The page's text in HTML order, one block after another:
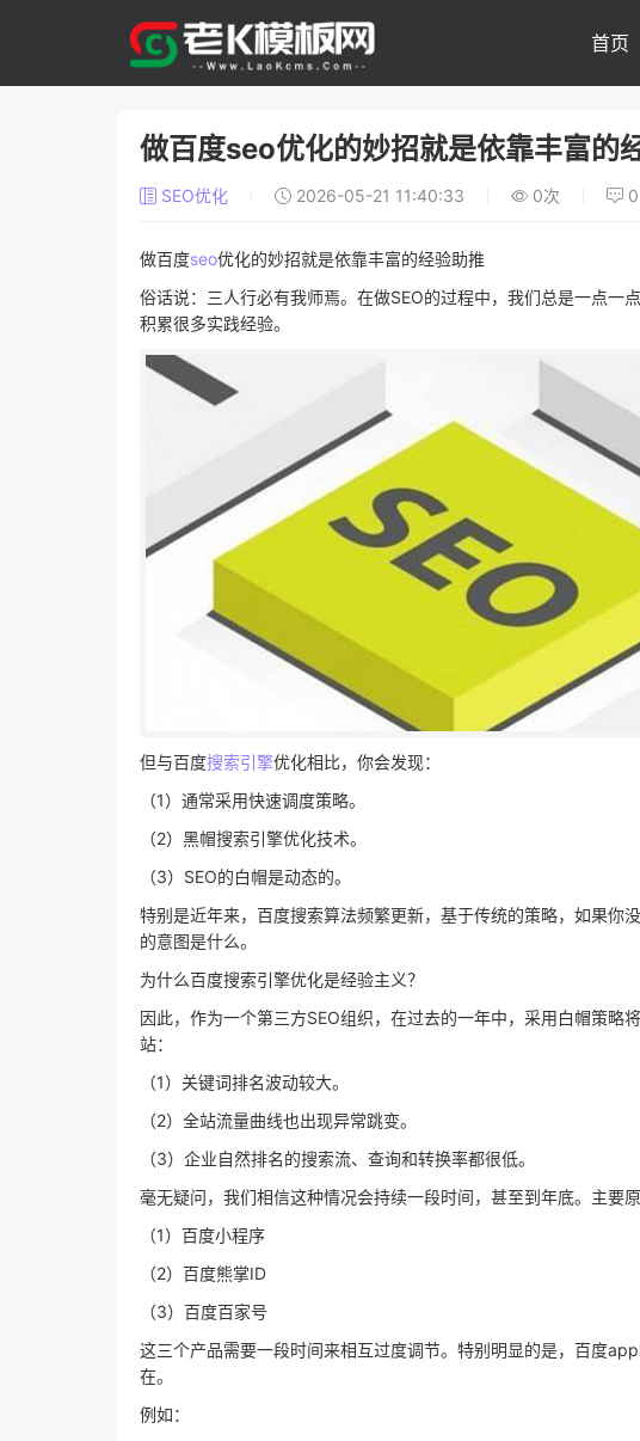
首页
做百度seo优化的妙招就是依靠丰富的
SEO优化 2026-05-21 11:40:33 0次 0
做百度seo优化的妙招就是依靠丰富的经验助推
俗话说：三人行必有我师焉。在做SEO的过程中，我们总是一点一
积累很多实践经验。
但与百度搜索引擎优化相比，你会发现：
（1）通常采用快速调度策略。
（2）黑帽搜索引擎优化技术。
（3）SEO的白帽是动态的。
特别是近年来，百度搜索算法频繁更新，基于传统的策略，如果你
的意图是什么。
为什么百度搜索引擎优化是经验主义？
因此，作为一个第三方SEO组织，在过去的一年中，采用白帽策略
站：
（1）关键词排名波动较大。
（2）全站流量曲线也出现异常跳变。
（3）企业自然排名的搜索流、查询和转换率都很低。
毫无疑问，我们相信这种情况会持续一段时间，甚至到年底。主要原
（1）百度小程序
（2）百度熊掌ID
（3）百度百家号
这三个产品需要一段时间来相互过度调节。特别明显的是，百度
在。
例如：